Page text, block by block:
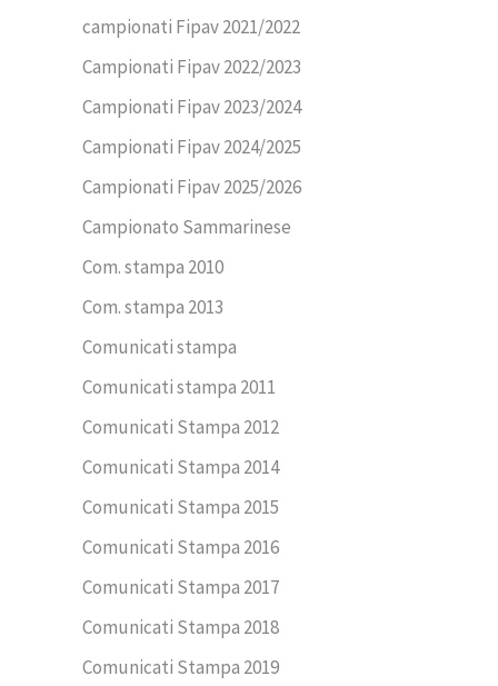
campionati Fipav 2021/2022
Campionati Fipav 2022/2023
Campionati Fipav 2023/2024
Campionati Fipav 2024/2025
Campionati Fipav 2025/2026
Campionato Sammarinese
Com. stampa 2010
Com. stampa 2013
Comunicati stampa
Comunicati stampa 2011
Comunicati Stampa 2012
Comunicati Stampa 2014
Comunicati Stampa 2015
Comunicati Stampa 2016
Comunicati Stampa 2017
Comunicati Stampa 2018
Comunicati Stampa 2019